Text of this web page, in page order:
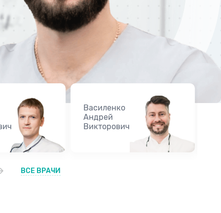
Василенко
Андрей
Викторович
ВСЕ ВРАЧИ